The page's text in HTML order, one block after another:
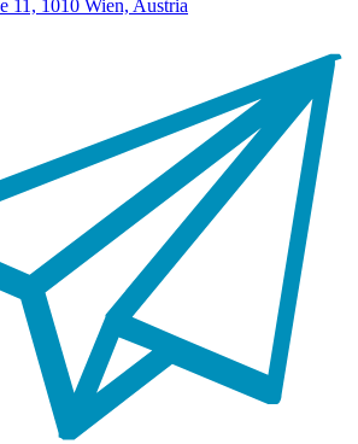
11, 1010 Wien, Austria